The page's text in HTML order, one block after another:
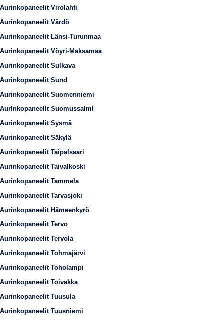
Aurinkopaneelit Virolahti
Aurinkopaneelit Vårdö
Aurinkopaneelit Länsi-Turunmaa
Aurinkopaneelit Vöyri-Maksamaa
Aurinkopaneelit Sulkava
Aurinkopaneelit Sund
Aurinkopaneelit Suomenniemi
Aurinkopaneelit Suomussalmi
Aurinkopaneelit Sysmä
Aurinkopaneelit Säkylä
Aurinkopaneelit Taipalsaari
Aurinkopaneelit Taivalkoski
Aurinkopaneelit Tammela
Aurinkopaneelit Tarvasjoki
Aurinkopaneelit Hämeenkyrö
Aurinkopaneelit Tervo
Aurinkopaneelit Tervola
Aurinkopaneelit Tohmajärvi
Aurinkopaneelit Toholampi
Aurinkopaneelit Toivakka
Aurinkopaneelit Tuusula
Aurinkopaneelit Tuusniemi